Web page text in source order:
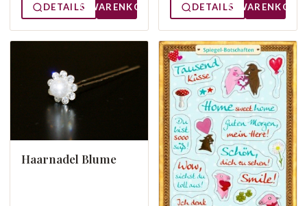
DETAILS WARENKORB
DETAILS
WARENKORB
Haarnadel Blume